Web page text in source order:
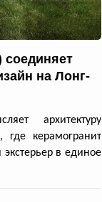
соединяет
на Лонг-
архитектуру
керамогранит
в единое